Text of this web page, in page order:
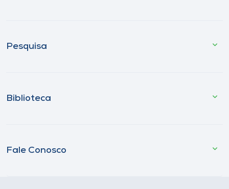
Pesquisa
Biblioteca
Fale Conosco